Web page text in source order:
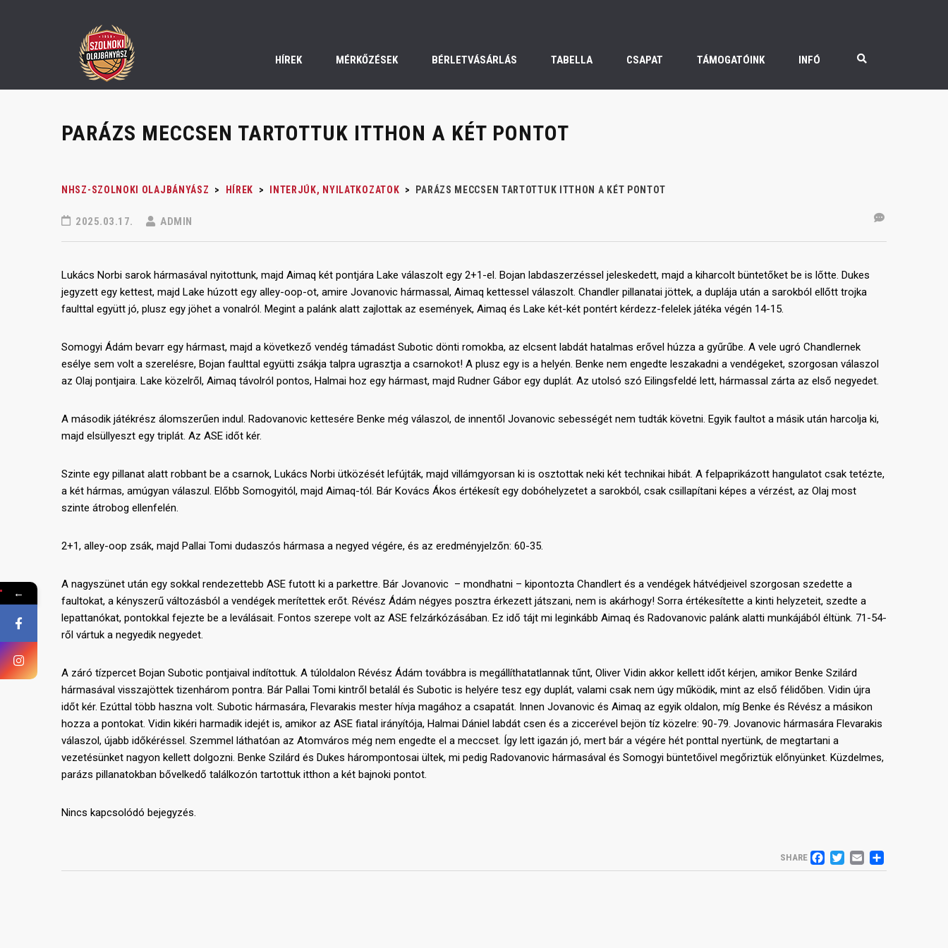
HÍREK MÉRKŐZÉSEK BÉRLETVÁSÁRLÁS TABELLA CSAPAT TÁMOGATÓINK INFÓ
PARÁZS MECCSEN TARTOTTUK ITTHON A KÉT PONTOT
NHSZ-SZOLNOKI OLAJBÁNYÁSZ > HÍREK > INTERJÚK, NYILATKOZATOK > PARÁZS MECCSEN TARTOTTUK ITTHON A KÉT PONTOT
2025.03.17. ADMIN
Lukács Norbi sarok hármasával nyitottunk, majd Aimaq két pontjára Lake válaszolt egy 2+1-el. Bojan labdaszerzéssel jeleskedett, majd a kiharcolt büntetőket be is lőtte. Dukes
jegyzett egy kettest, majd Lake húzott egy alley-oop-ot, amire Jovanovic hármassal, Aimaq kettessel válaszolt. Chandler pillanatai jöttek, a duplája után a sarokból ellőtt trojka
faulttal együtt jó, plusz egy jöhet a vonalról. Megint a palánk alatt zajlottak az események, Aimaq és Lake két-két pontért kérdezz-felelek játéka végén 14-15.
Somogyi Ádám bevarr egy hármast, majd a következő vendég támadást Subotic dönti romokba, az elcsent labdát hatalmas erővel húzza a gyűrűbe. A vele ugró Chandlernek
esélye sem volt a szerelésre, Bojan faulttal együtti zsákja talpra ugrasztja a csarnokot! A plusz egy is a helyén. Benke nem engedte leszakadni a vendégeket, szorgosan válaszol
az Olaj pontjaira. Lake közelről, Aimaq távolról pontos, Halmai hoz egy hármast, majd Rudner Gábor egy duplát. Az utolsó szó Eilingsfeldé lett, hármassal zárta az első negyedet.
A második játékrész álomszerűen indul. Radovanovic kettesére Benke még válaszol, de innentől Jovanovic sebességét nem tudták követni. Egyik faultot a másik után harcolja ki,
majd elsüllyeszt egy triplát. Az ASE időt kér.
Szinte egy pillanat alatt robbant be a csarnok, Lukács Norbi ütközését lefújták, majd villámgyorsan ki is osztottak neki két technikai hibát. A felpaprikázott hangulatot csak tetézte,
a két hármas, amúgyan válaszul. Előbb Somogyitól, majd Aimaq-tól. Bár Kovács Ákos értékesít egy dobóhelyzetet a sarokból, csak csillapítani képes a vérzést, az Olaj most
szinte átrobog ellenfelén.
2+1, alley-oop zsák, majd Pallai Tomi dudaszós hármasa a negyed végére, és az eredményjelzőn: 60-35.
A nagyszünet után egy sokkal rendezettebb ASE futott ki a parkettre. Bár Jovanovic – mondhatni – kipontozta Chandlert és a vendégek hátvédjeivel szorgosan szedette a
faultokat, a kényszerű változásból a vendégek merítettek erőt. Révész Ádám négyes posztra érkezett játszani, nem is akárhogy! Sorra értékesítette a kinti helyzeteit, szedte a
lepattanókat, pontokkal fejezte be a leválásait. Fontos szerepe volt az ASE felzárkózásában. Ez idő tájt mi leginkább Aimaq és Radovanovic palánk alatti munkájából éltünk. 71-54-
ről vártuk a negyedik negyedet.
A záró tízpercet Bojan Subotic pontjaival indítottuk. A túloldalon Révész Ádám továbbra is megállíthatatlannak tűnt, Oliver Vidin akkor kellett időt kérjen, amikor Benke Szilárd
hármasával visszajöttek tizenhárom pontra. Bár Pallai Tomi kintről betalál és Subotic is helyére tesz egy duplát, valami csak nem úgy működik, mint az első félidőben. Vidin újra
időt kér. Ezúttal több haszna volt. Subotic hármasára, Flevarakis mester hívja magához a csapatát. Innen Jovanovic és Aimaq az egyik oldalon, míg Benke és Révész a másikon
hozza a pontokat. Vidin kikéri harmadik idejét is, amikor az ASE fiatal irányítója, Halmai Dániel labdát csen és a ziccerével bejön tíz közelre: 90-79. Jovanovic hármasára Flevarakis
válaszol, újabb időkéréssel. Szemmel láthatóan az Atomváros még nem engedte el a meccset. Így lett igazán jó, mert bár a végére hét ponttal nyertünk, de megtartani a
vezetésünket nagyon kellett dolgozni. Benke Szilárd és Dukes hárompontosai ültek, mi pedig Radovanovic hármasával és Somogyi büntetőivel megőriztük előnyünket. Küzdelmes,
parázs pillanatokban bővelkedő találkozón tartottuk itthon a két bajnoki pontot.
Nincs kapcsolódó bejegyzés.
SHARE FACEBOOK
TWITTER
EMAIL
←